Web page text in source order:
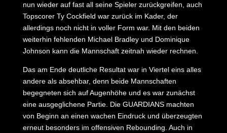
nun wieder auf fast all seine Spieler zurückgreifen, auch
Topscorer Ty Cockfield war zurück im Kader, der
allerdings noch nicht in voller Form war. Mit den beiden
weiterhin fehlenden Michael Bradley und Dominique
Johnson kann die Mannschaft zeitnah wieder rechnen.
Das am Ende deutliche Resultat war in Viertel eins alles
andere als absehbar, denn beide Mannschaften
begegneten sich auf Augenhöhe und es war zunächst
eine ausgeglichene Partie. Die GUARDIANS machten
von Beginn an einen wachen Eindruck und überzeugten
erneut besonders im offensiven Rebounding. Auch in